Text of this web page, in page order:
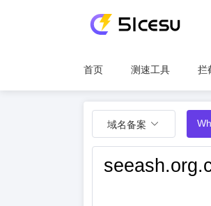
首页 测速工具 拦
域名备案